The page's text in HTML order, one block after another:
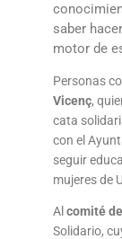
saber
motor de
Personas
Vicenç,
cata
con el
seguir
mujeres de
Alcomité
Solidario,